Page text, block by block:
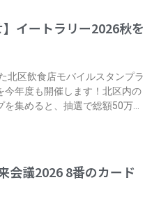
】イートラリー2026秋を
北区飲食店モバイルスタンプラ
今年度も開催します！北区内の
集めると、抽選で総額50万円
クリックして参加登録してくだ
日（火） ～ 11月15日（
会議2026 8番のカード